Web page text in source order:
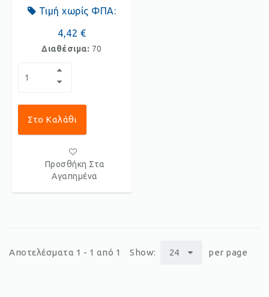
Τιμή χωρίς ΦΠΑ:
4,42 €
Διαθέσιμα: 70
Στο Καλάθι
Προσθήκη Στα
Αγαπημένα
Αποτελέσματα 1 - 1 από 1 Show: 24 per page